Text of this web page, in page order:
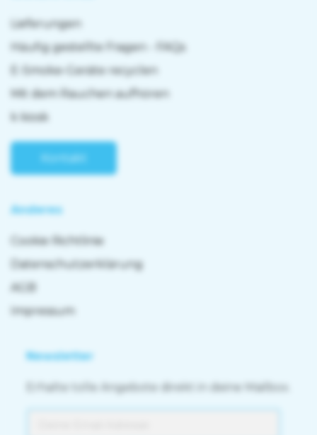
Lieferungen
Häufig gestellte Fragen - FAQs
E-Smoke-Geräte recyclen
Mit dem Rauchen aufhören
k kiosk
Kontakt
Anderes
Cookie Richtlinie
Datenschutzerklärung
AGB
Impressum
Newsletter
Erhalte tolle Angebote direkt in deine Mailbox.